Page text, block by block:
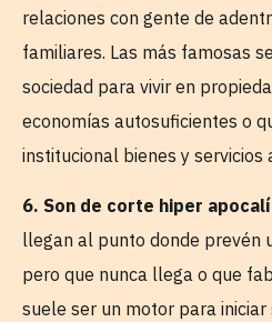
relaciones con gente de
familiares. Las más famosas
sociedad para vivir en
economías autosuficientes o
institucional bienes y servicios
6. Son de corte hiper
llegan al punto donde prevén
pero que nunca llega o que
suele ser un motor para